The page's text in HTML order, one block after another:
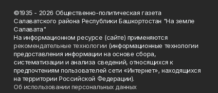
©1935 - 2026 Общественно-политическая газета
Салаватского района Республики Башкортостан "На земле
Салавата"
На информационном ресурсе (сайте) применяются
рекомендательные технологии (информационные технологии
предоставления информации на основе сбора,
систематизации и анализа сведений, относящихся к
предпочтениям пользователей сети «Интернет», находящихся
на территории Российской Федерации).
Об использовании персональных данных